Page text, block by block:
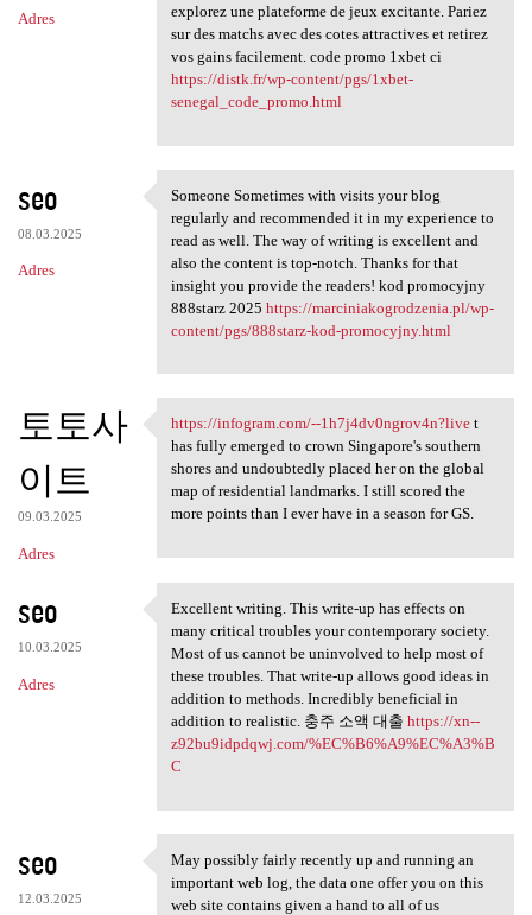
Adres
explorez une plateforme de jeux excitante. Pariez
sur des matchs avec des cotes attractives et retirez
vos gains facilement. code promo 1xbet ci
https://distk.fr/wp-content/pgs/1xbet-
senegal_code_promo.html
seo
08.03.2025
Adres
Someone Sometimes with visits
Someone Sometimes with visits your blog
regularly and recommended it in my experience to
read as well. The way of writing is excellent and
also the content is top-notch. Thanks for that
insight you provide the readers! kod promocyjny
888starz 2025 https://marciniakogrodzenia.pl/wp-
content/pgs/888starz-kod-promocyjny.html
토토사
이트
09.03.2025
Adres
https://infogram.com/-
https://infogram.com/--1h7j4dv0ngrov4n?livet
has fully emerged to crown Singapore's southern
shores and undoubtedly placed her on the global
map of residential landmarks. I still scored the
more points than I ever have in a season for GS.
seo
10.03.2025
Adres
Excellent writing. This write
Excellent writing. This write-up has effects on
many critical troubles your contemporary society.
Most of us cannot be uninvolved to help most of
these troubles. That write-up allows good ideas in
addition to methods. Incredibly beneficial in
addition to realistic. 충주 소액 대출 https://xn--
z92bu9idpdqwj.com/%EC%B6%A9%EC%A3%B
C
seo
12.03.2025
May possibly fairly recently
May possibly fairly recently up and running an
important web log, the data one offer you on this
web site contains given a hand to all of us